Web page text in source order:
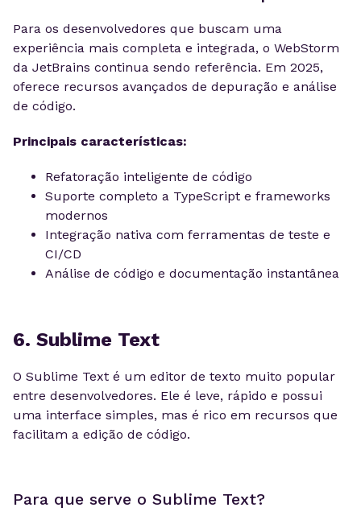
Para os desenvolvedores que buscam uma
experiência mais completa e integrada, o WebStorm
da JetBrains continua sendo referência. Em 2025,
oferece recursos avançados de depuração e análise
de código.
Principais características:
Refatoração inteligente de código
Suporte completo a TypeScript e frameworks
modernos
Integração nativa com ferramentas de teste e
CI/CD
Análise de código e documentação instantânea
6. Sublime Text
O Sublime Text é um editor de texto muito popular
entre desenvolvedores. Ele é leve, rápido e possui
uma interface simples, mas é rico em recursos que
facilitam a edição de código.
Para que serve o Sublime Text?